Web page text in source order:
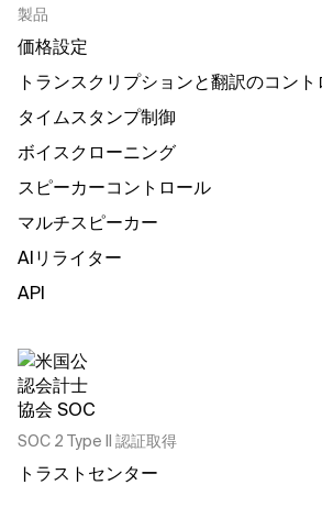
製品
価格設定
トランスクリプションと翻訳のコント
タイムスタンプ制御
ボイスクローニング
スピーカーコントロール
マルチスピーカー
AIリライター
API
SOC 2 Type II 認証取得
トラストセンター